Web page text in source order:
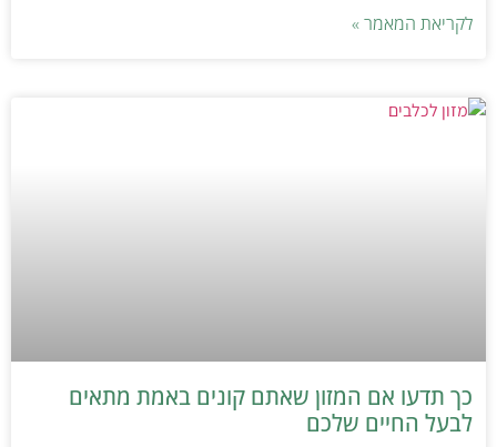
לקריאת המאמר »
כך תדעו אם המזון שאתם קונים באמת מתאים
לבעל החיים שלכם